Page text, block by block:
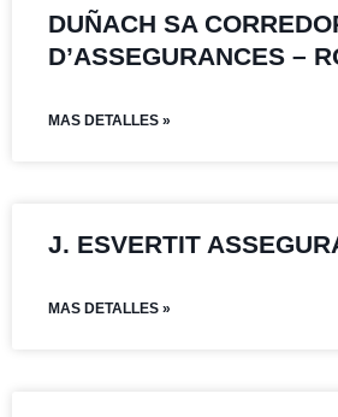
DUÑACH SA
D’ASSEGURANCES –
MAS DETALLES »
J. ESVERTIT
MAS DETALLES »